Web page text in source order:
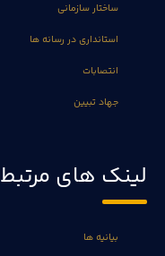
ساختار سازمانی
استانداری در رسانه ها
انتصابات
جهاد تبیین
لینک های مرتبط
بیانیه ها